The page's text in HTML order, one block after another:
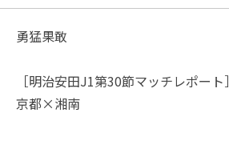
勇猛果敢
［明治安田J1第30節マッチレポート］
京都×湘南